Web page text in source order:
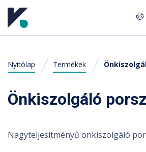
A Kvaliwash
Termékek
English Angol)
Nyitólap Termékek
Önkiszolgáló
Nagyteljesítményű önkiszolgáló